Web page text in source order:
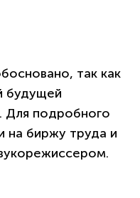
так как
будущей
Для подробного
на биржу труда и